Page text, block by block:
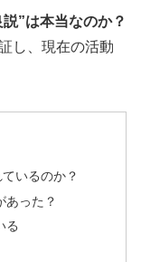
”は本当なのか？
し、現在の活動
いるのか？
あった？
る